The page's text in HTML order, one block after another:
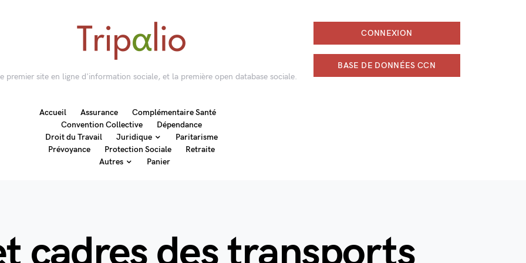
premier site en ligne d'information sociale, et la première open database sociale.
CONNEXION
BASE DE DONNÉES CCN
Accueil Assurance
Complémentaire Santé
Convention Collective
Dépendance
Droit du Travail
Juridique
Paritarisme
Prévoyance
Protection Sociale
Retraite
Autres
Panier